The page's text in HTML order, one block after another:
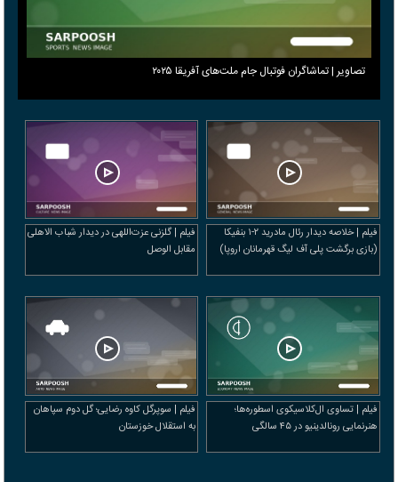
تصاویر | تماشاگران فوتبال جام ملت‌های آفریقا ۲۰۲۵
فیلم | خلاصه دیدار رئال مادرید ۲-۱ بنفیکا
(بازی برگشت پلی آف لیگ قهرمانان اروپا)
فیلم | گلزنی عزت‌اللهی در دیدار شباب الاهلی
مقابل الوصل
فیلم | تساوی ال‌کلاسیکوی اسطوره‌ها؛
هنرنمایی رونالدینیو در ۴۵ سالگی
فیلم | سوپرگل کاوه رضایی؛ گل دوم سپاهان
به استقلال خوزستان